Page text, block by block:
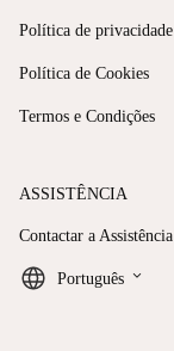
Política de privacidade
Política de Cookies
Termos e Condições
ASSISTÊNCIA
Contactar a Assistência
Português keyboard_arrow_down